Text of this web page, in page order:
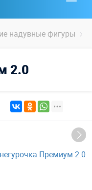
надувные фигуры
2.0